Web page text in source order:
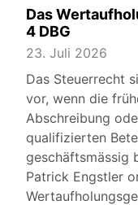
Das
4 DBG
23. Juli 2026
Das Steuerrecht
vor, wenn die
Abschreibung
qualifizierten
geschäftsmässig
Patrick Engstler